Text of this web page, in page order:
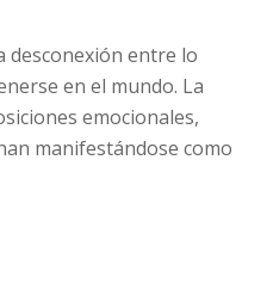
desconexión entre lo
en el mundo. La
emocionales,
manifestándose como